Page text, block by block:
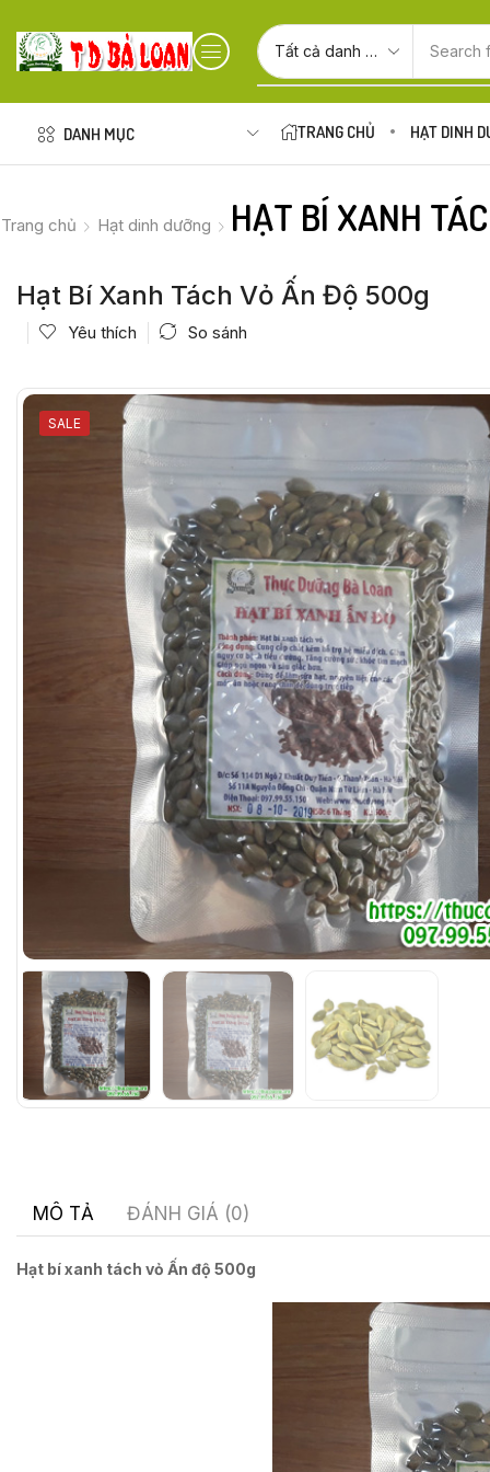
Search
DANH MỤC TRANG CHỦ HẠT DINH
Trang chủ Hạt dinh dưỡng HẠT BÍ XANH
Hạt Bí Xanh Tách Vỏ Ấn Độ 500g
Yêu thích So sánh
SALE
MÔ TẢ ĐÁNH GIÁ (0)
Hạt bí xanh tách vỏ Ấn độ 500g